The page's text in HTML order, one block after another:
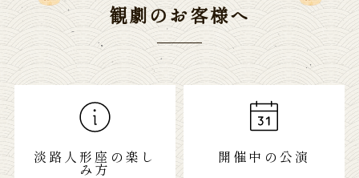
観劇のお客様へ
淡路人形座の楽し
み方
開催中の公演